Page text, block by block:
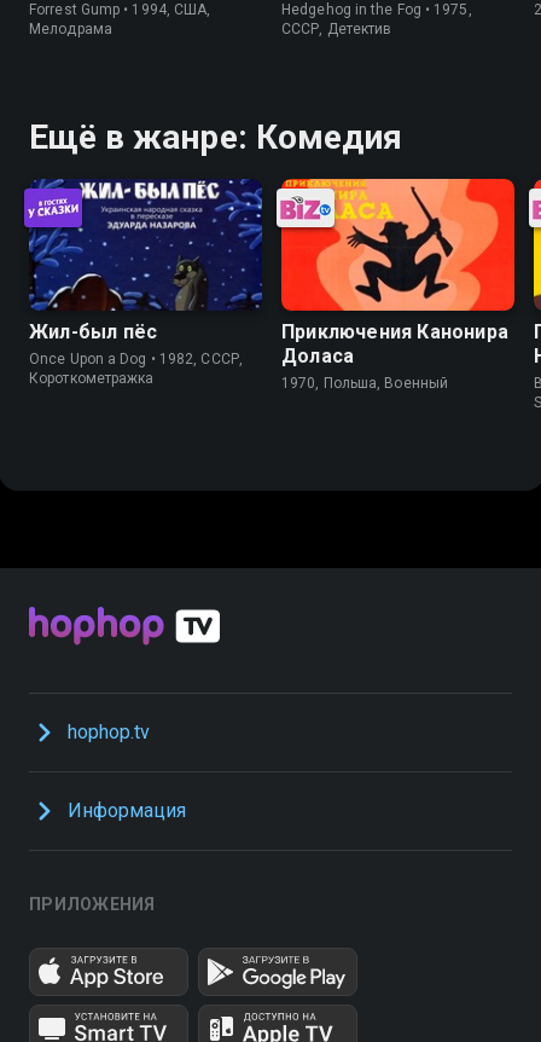
Forrest Gump • 1994, США,
Мелодрама
Hedgehog in the Fog • 1975,
СССР, Детектив
Ещё в жанре: Комедия
Жил-был пёс
Once Upon a Dog • 1982, СССР,
Короткометражка
Приключения Канонира
Доласа
1970, Польша, Военный
hophop.tv
Информация
ПРИЛОЖЕНИЯ